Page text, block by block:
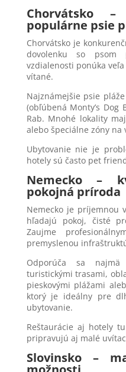
Chorvátsko
populárne psie
Chorvátsko je
dovolenku so
vzdialenosti ponúka
vítané.
Najznámejšie psie
(obľúbená Monty’s Dog
Rab. Mnohé lokality
alebo špeciálne zóny na
Ubytovanie nie je
hotely sú často pet
Nemecko –
pokojná príroda
Nemecko je príjemnou
hľadajú pokoj, čisté
Zaujme
premyslenou
Odporúča sa najmä
turistickými trasami,
pieskovými plážami
ktorý je ideálny pre
ubytovanie.
Reštaurácie aj hotely
pripravujú aj malé
Slovinsko –